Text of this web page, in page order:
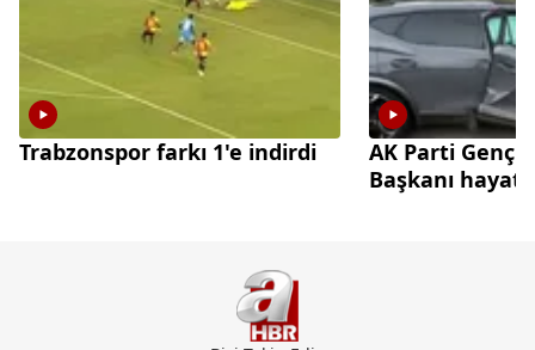
Trabzonspor farkı 1'e indirdi
AK Parti
Başkanı